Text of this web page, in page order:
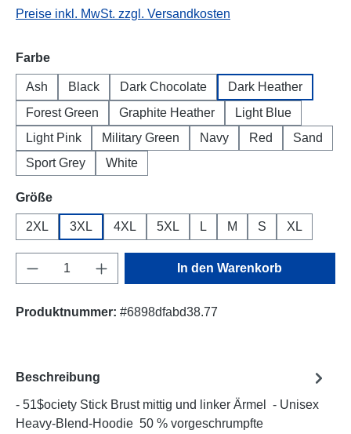
Preise inkl. MwSt. zzgl. Versandkosten
Farbeauswählen
Ash Black Dark Chocolate
Dark Heather
Forest Green
Graphite Heather
Light Blue
Light Pink
Military Green Navy Red
Sand
Sport Grey
White
Größeauswählen
2XL 3XL 4XL 5XL L M S XL
Produkt Anzahl: Gib den gewünschten
In den Warenkorb
Produktnummer: #6898dfabd38.77
Beschreibung
- 51$ociety Stick Brust mittig und linker Ärmel - Unisex
Heavy-Blend-Hoodie 50 % vorgeschrumpfte